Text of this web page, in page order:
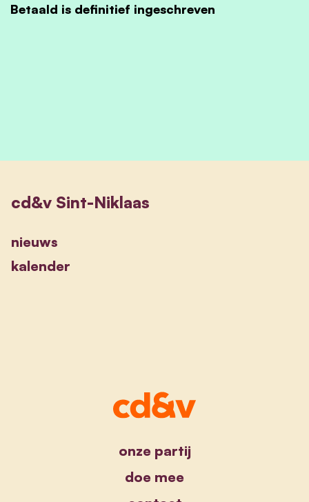
Betaald is definitief ingeschreven
cd&v Sint-Niklaas
nieuws
kalender
onze partij
doe mee